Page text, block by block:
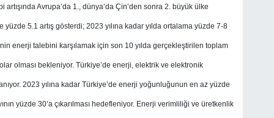
Avrupa’da 1., dünya’da Çin’den sonra 2. büyük ülke
5.1 artış gösterdi; 2023 yılına kadar yılda ortalama yüzde 7-8
enerji talebini karşılamak için son 10 yılda gerçekleştirilen toplam
olması bekleniyor. Türkiye’de enerji, elektrik ve elektronik
2023 yılına kadar Türkiye’de enerji yoğunluğunun en az yüzde
yüzde 30’a çıkarılması hedefleniyor. Enerji verimliliği ve üretkenlik